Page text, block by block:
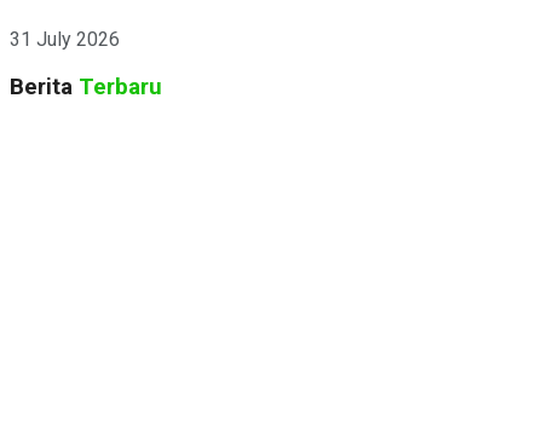
31 July 2026
Berita Terbaru